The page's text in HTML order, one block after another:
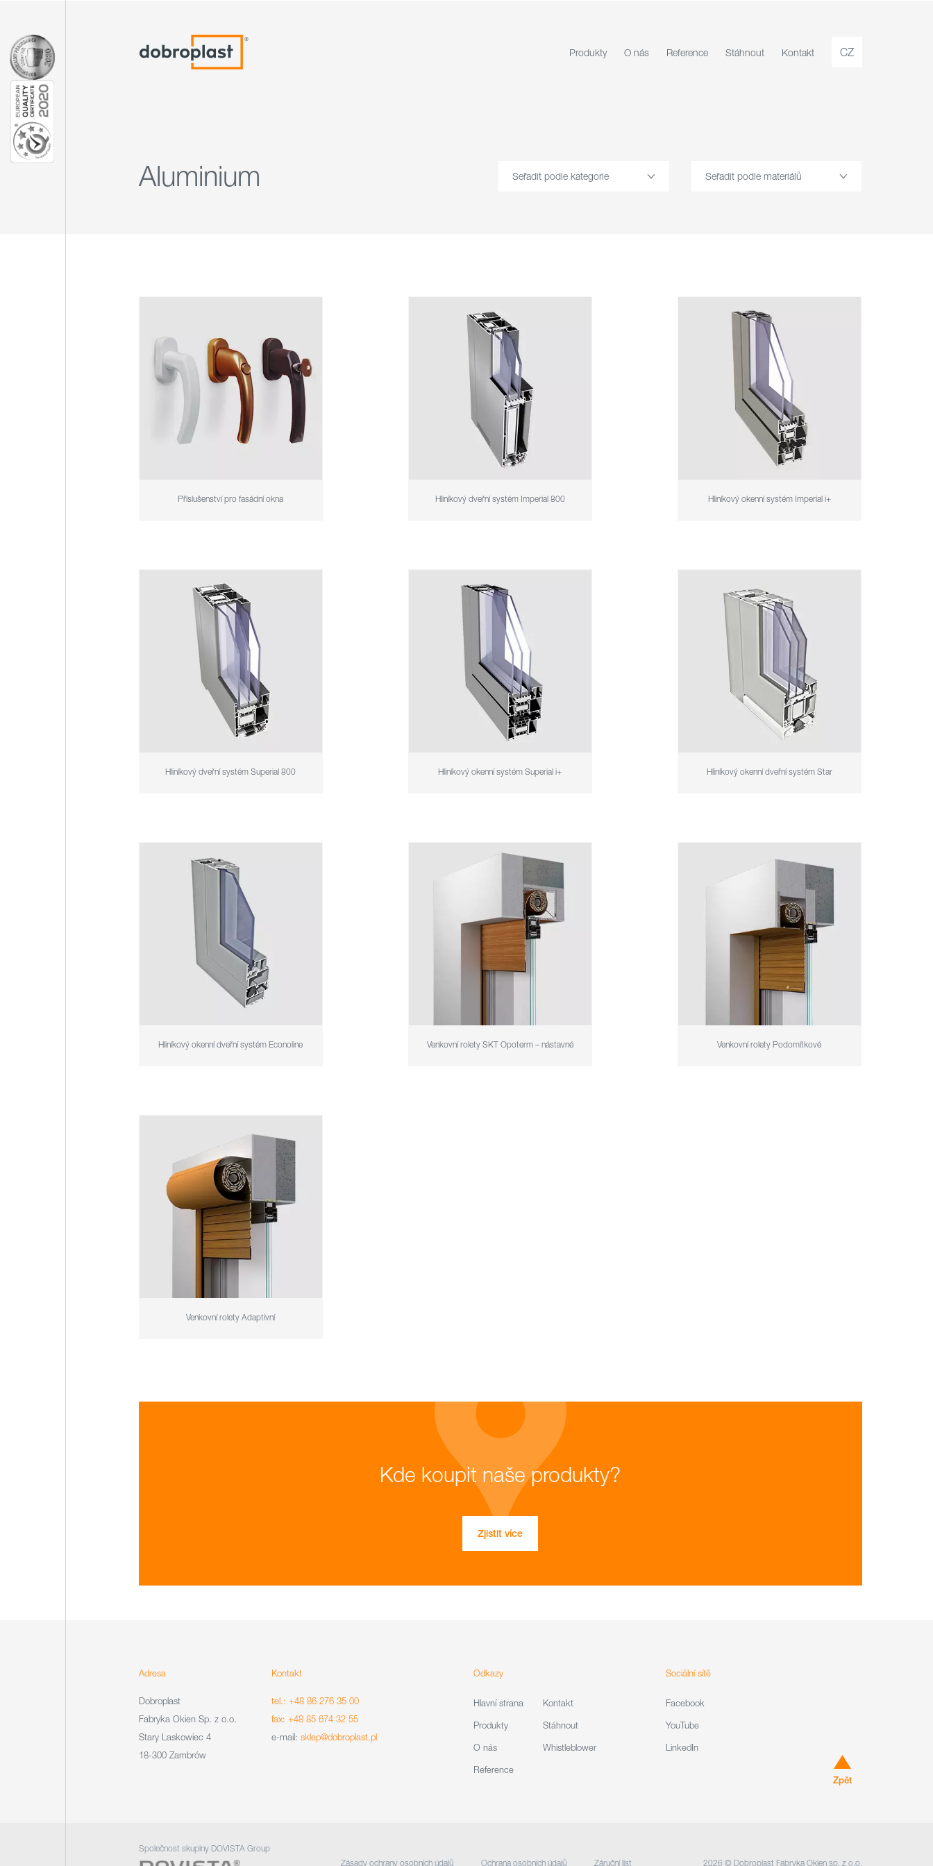
Produkty O nás Reference Stáhnout Kontakt CZ
Aluminium Seřadit podle kategorie Seřadit podle materiálů
Příslušenství pro fasádní okna Hliníkový dveřní systém Imperial 800 Hliníkový okenní systém Imperial i+
Hliníkový dveřní systém Superial 800 Hliníkový okenní systém Superial i+ Hliníkový okenní dveřní systém Star
Hliníkový okenní dveřní systém Econoline Venkovní rolety SKT Opoterm – nástavné Venkovní rolety Podomítkové
Venkovní rolety Adaptivní
Kde koupit naše produkty?
Zjistit více
Adresa
Dobroplast
Fabryka Okien Sp. z o.o.
Stary Laskowiec 4
18-300 Zambrów
Kontakt
tel.: +48 86 276 35 00
fax: +48 85 674 32 55
e-mail: sklep@dobroplast.pl
Odkazy
Hlavní strana
Produkty
O nás
Reference
Kontakt
Stáhnout
Whistleblower
Sociální sítě
Facebook
YouTube
LinkedIn
Zpět
Společnost skupiny DOVISTA Group
Zásady ochrany osobních údajů
Ochrana osobních údajů Záruční list 2026 © Dobroplast Fabryka Okien sp. z o.o.